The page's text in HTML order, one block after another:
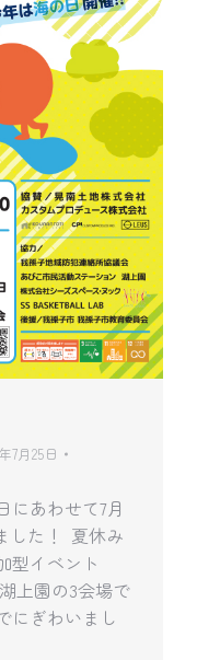
7月25日
にあわせて7月
した！ 夏休み
型イベント
上園の3会場で
にぎわいまし